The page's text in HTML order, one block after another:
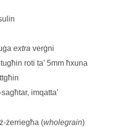
extraverġni
roti ta’ 5mm ħxuna
imqatta’
żerriegħa (wholegrain)